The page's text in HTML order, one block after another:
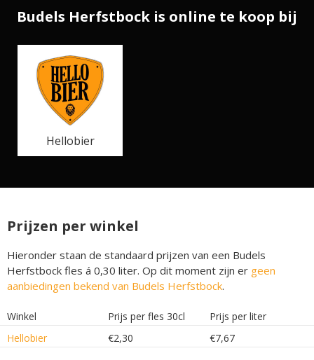
Budels Herfstbock is online te koop bij
Hellobier
Prijzen per winkel
Hieronder staan de standaard prijzen van een Budels
Herfstbock fles á 0,30 liter. Op dit moment zijn er geen
aanbiedingen bekend van Budels Herfstbock.
Winkel Prijs per fles 30cl
Prijs per liter
Hellobier
€2,30 €7,67